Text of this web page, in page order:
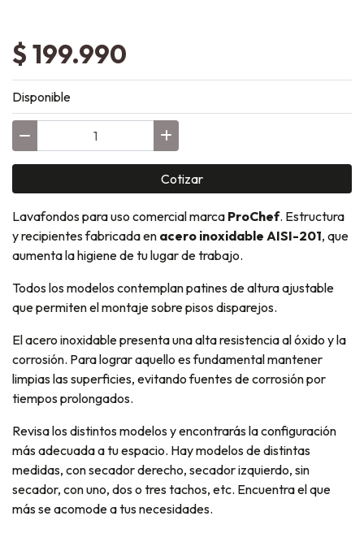
$ 199.990
Disponible
Cotizar
Lavafondos para uso comercial marca ProChef. Estructura
y recipientes fabricada en acero inoxidable AISI-201, que
aumenta la higiene de tu lugar de trabajo.
Todos los modelos contemplan patines de altura ajustable
que permiten el montaje sobre pisos disparejos.
El acero inoxidable presenta una alta resistencia al óxido y la
corrosión. Para lograr aquello es fundamental mantener
limpias las superficies, evitando fuentes de corrosión por
tiempos prolongados.
Revisa los distintos modelos y encontrarás la configuración
más adecuada a tu espacio. Hay modelos de distintas
medidas, con secador derecho, secador izquierdo, sin
secador, con uno, dos o tres tachos, etc. Encuentra el que
más se acomode a tus necesidades.